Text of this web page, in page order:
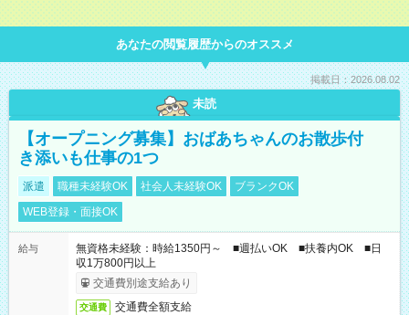
あなたの閲覧履歴からのオススメ
掲載日：2026.08.02
未読
【オープニング募集】おばあちゃんのお散歩付
き添いも仕事の1つ
派遣 職種未経験OK 社会人未経験OK
ブランクOK
WEB登録・面接OK
給与
無資格未経験：時給1350円～ ■週払いOK ■扶養内OK ■日
収1万800円以上
交通費別途支給あり
交通費 交通費全額支給